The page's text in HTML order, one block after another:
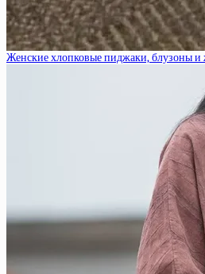
Женские хлопковые пиджаки, блузоны и